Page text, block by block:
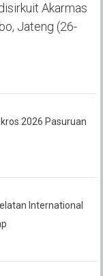
Akarmas
Jateng (26-
2026 Pasuruan
International